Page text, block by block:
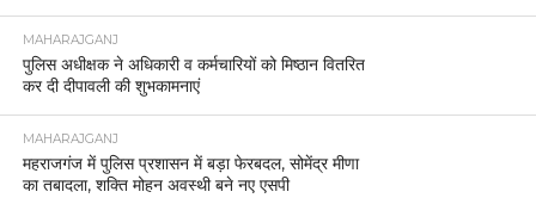
MAHARAJGANJ
पुलिस अधीक्षक ने अधिकारी व कर्मचारियों को मिष्ठान वितरित
कर दी दीपावली की शुभकामनाएं
MAHARAJGANJ
महराजगंज में पुलिस प्रशासन में बड़ा फेरबदल, सोमेंद्र मीणा
का तबादला, शक्ति मोहन अवस्थी बने नए एसपी